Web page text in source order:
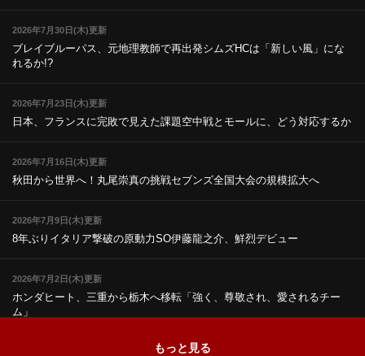
2026年7月30日(木)更新
ブレイブルーパス、元地理教師で再出発シムズHCは「新しい風」にな
れるか!?
2026年7月23日(木)更新
日本、フランスに完敗で見えた課題空中戦とモールに、どう対応するか
2026年7月16日(木)更新
秋田から世界へ！丸尾崇真の挑戦セブンズ全国大会の規模拡大へ
2026年7月9日(木)更新
8年ぶりイタリア撃破の原動力SO伊藤龍之介、鮮烈デビュー
2026年7月2日(木)更新
ホンダヒート、三重から栃木へ移転「強く、尊敬され、愛されるチー
ム」
もっと見る